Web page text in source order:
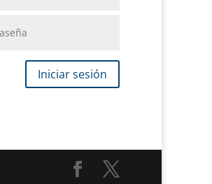
Iniciar sesión